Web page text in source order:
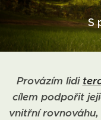
S
Provázím lidi
cílem podpořit
vnitřní